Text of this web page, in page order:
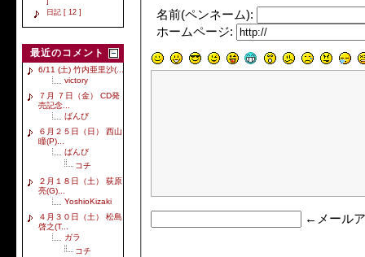
日記 [ 12 ]
最近のコメント
6/11 (土) 竹内亜里沙(...
victory
７月 ７日（金） CD発
売記念...
ばんび
６月２５日（日） 西山
瞳(P)...
ばんび
コチ
２月１８日（土） 荻原
亮(G)...
YoshioKizaki
４月３０日（土） 松島
啓之(T...
ガラ
コチ
名前(ペンネーム):
ホームページ:
←メール